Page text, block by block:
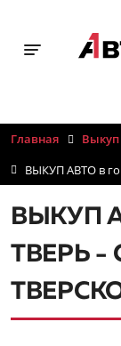
Toggle
ВЫКУП
ТВЕРЬ -
Главная
ВЫКУП АВТО в